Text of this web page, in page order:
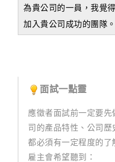
為貴公司的一員，我覺
加入貴公司成功的團隊。
面試一點靈
應徵者面試前一定要
司的產品特性、公司
都必須有一定程度的了
雇主會希望聽到：